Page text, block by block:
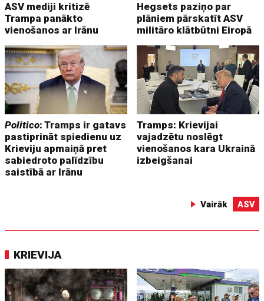
ASV mediji kritizē
Trampa panākto
vienošanos ar Irānu
Hegsets paziņo par
plāniem pārskatīt ASV
militāro klātbūtni Eiropā
Politico: Tramps ir gatavs
pastiprināt spiedienu uz
Krieviju apmaiņā pret
sabiedroto palīdzību
saistībā ar Irānu
Tramps: Krievijai
vajadzētu noslēgt
vienošanos kara Ukrainā
izbeigšanai
Vairāk ASV
KRIEVIJA